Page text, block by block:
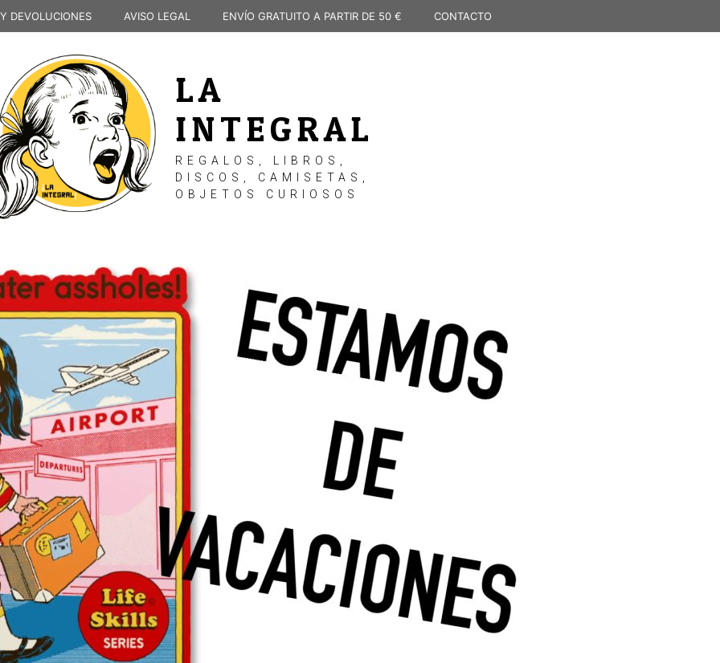
DEVOLUCIONES AVISO LEGAL ENVÍO GRATUITO A PARTIR DE 50 € CONTACTO
LA
INTEGRAL
REGALOS, LIBROS,
DISCOS, CAMISETAS,
OBJETOS CURIOSOS